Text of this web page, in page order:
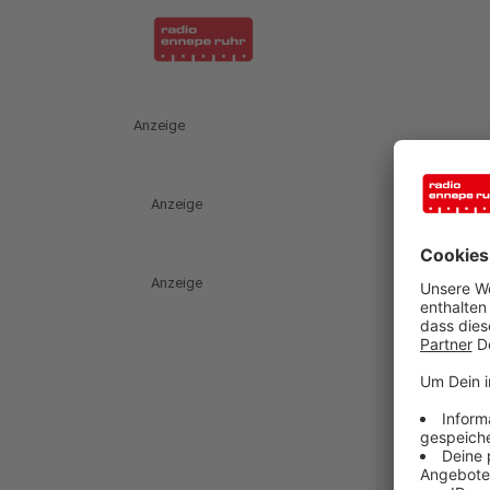
Anzeige
Anzeige
Anzeige